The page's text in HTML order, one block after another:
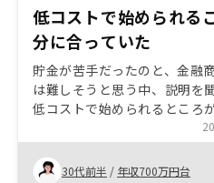
低コストで始められる
分に合っていた
貯金が苦手だったのと、金融
は難しそうと思う中、説明を
低コストで始められるところ
リでしたので、今回購入に至
30代前半 / 年収700万円台